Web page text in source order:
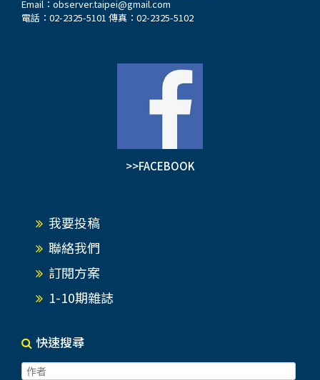
Email： observer.taipei@gmail.com
電話：02-2325-5101 傳真：02-2325-5102
>>FACEBOOK
我要投稿
聯絡我們
訂閱方案
1-10期雜誌
快速搜尋